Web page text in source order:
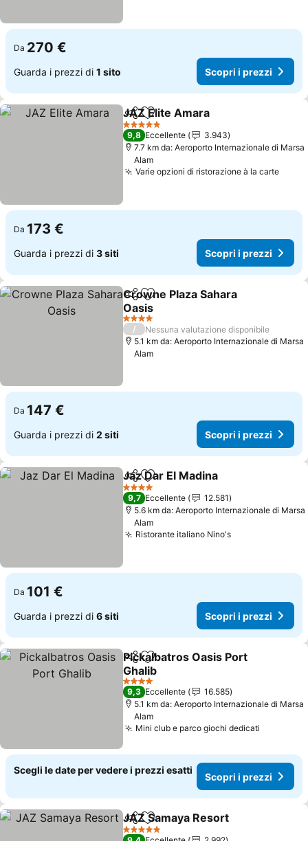
Da 270 €
Guarda i prezzi di 1 sito Scopri i prezzi
CondividiAggiungi ai preferiti
JAZ Elite Amara
5 Stelle
9,8 Eccellente
3.943
7.7 km da: Aeroporto Internazionale di Marsa
Alam
Varie opzioni di ristorazione à la carte
Da 173 €
Guarda i prezzi di 3 siti Scopri i prezzi
CondividiAggiungi ai preferiti
Crowne Plaza Sahara
Oasis
Scopri i prezzi
4 Stelle
/
Nessuna valutazione disponibile
5.1 km da: Aeroporto Internazionale di Marsa
Alam
Da 147 €
Guarda i prezzi di 2 siti Scopri i prezzi
CondividiAggiungi ai preferiti
Jaz Dar El Madina
4 Stelle
9,7 Eccellente
12.581
5.6 km da: Aeroporto Internazionale di Marsa
Alam
Ristorante italiano Nino'sScopri i prezzi
Da 101 €
Guarda i prezzi di 6 siti Scopri i prezzi
CondividiAggiungi ai preferiti
Pickalbatros Oasis Port
Ghalib
Scopri i prezzi
4 Stelle
9,3 Eccellente
16.585
5.1 km da: Aeroporto Internazionale di Marsa
Alam
Mini club e parco giochi dedicati
Scegli le date per vedere i prezzi esatti
Scopri i prezzi
CondividiAggiungi ai preferiti
JAZ Samaya Resort
5 Stelle